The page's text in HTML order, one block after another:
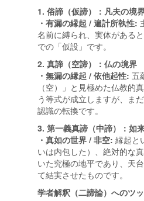
1. 俗諦（仮諦）：凡夫の境
・有漏の縁起 / 遍計所執性:
名前に縛られ、実体がある
での「仮設」です。
2. 真諦（空諦）：仏の境界
・無漏の縁起 / 依他起性: 五
（空）」と見極めた仏教的
う等式が成立しますが、ま
認識の転換です。
3. 第一義真諦（中諦）：如
・真如の世界 / 非空: 縁起と
いは内包した）、絶対的な
いた究極の地平であり、天
て結実させたものです。
学者解釈（二諦論）へのツ